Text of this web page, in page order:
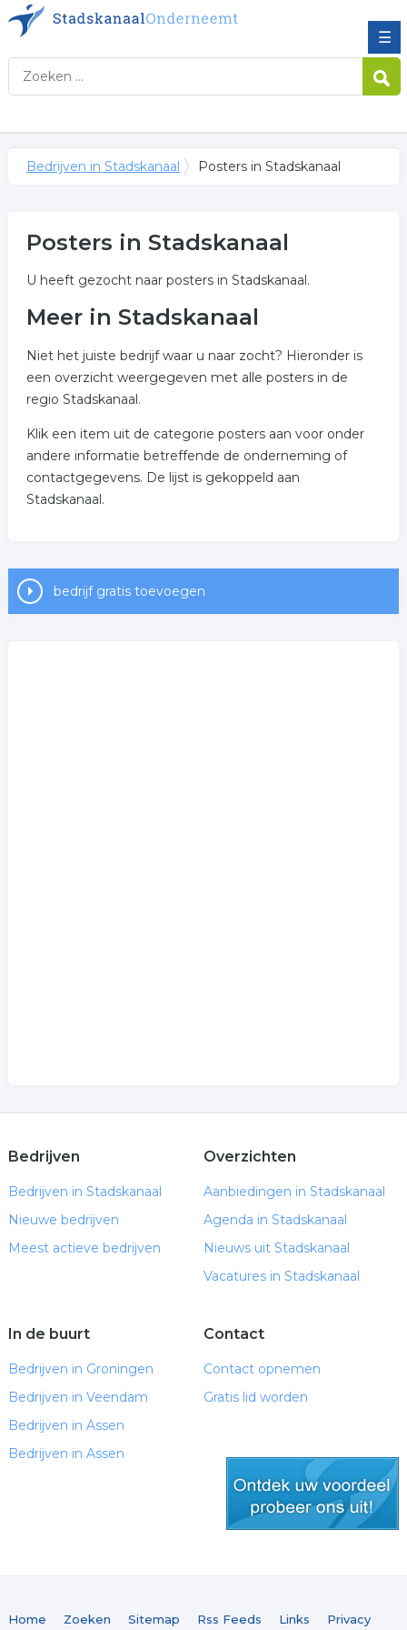
☰
Bedrijven in Stadskanaal Posters in Stadskanaal
Posters in Stadskanaal
U heeft gezocht naar posters in Stadskanaal.
Meer in Stadskanaal
Niet het juiste bedrijf waar u naar zocht? Hieronder is
een overzicht weergegeven met alle posters in de
regio Stadskanaal.
Klik een item uit de categorie posters aan voor onder
andere informatie betreffende de onderneming of
contactgegevens. De lijst is gekoppeld aan
Stadskanaal.
bedrijf gratis toevoegen
Bedrijven
Bedrijven in Stadskanaal
Nieuwe bedrijven
Meest actieve bedrijven
Overzichten
Aanbiedingen in Stadskanaal
Agenda in Stadskanaal
Nieuws uit Stadskanaal
Vacatures in Stadskanaal
In de buurt
Bedrijven in Groningen
Bedrijven in Veendam
Bedrijven in Assen
Bedrijven in Assen
Contact
Contact opnemen
Gratis lid worden
Home Zoeken Sitemap Rss Feeds Links Privacy